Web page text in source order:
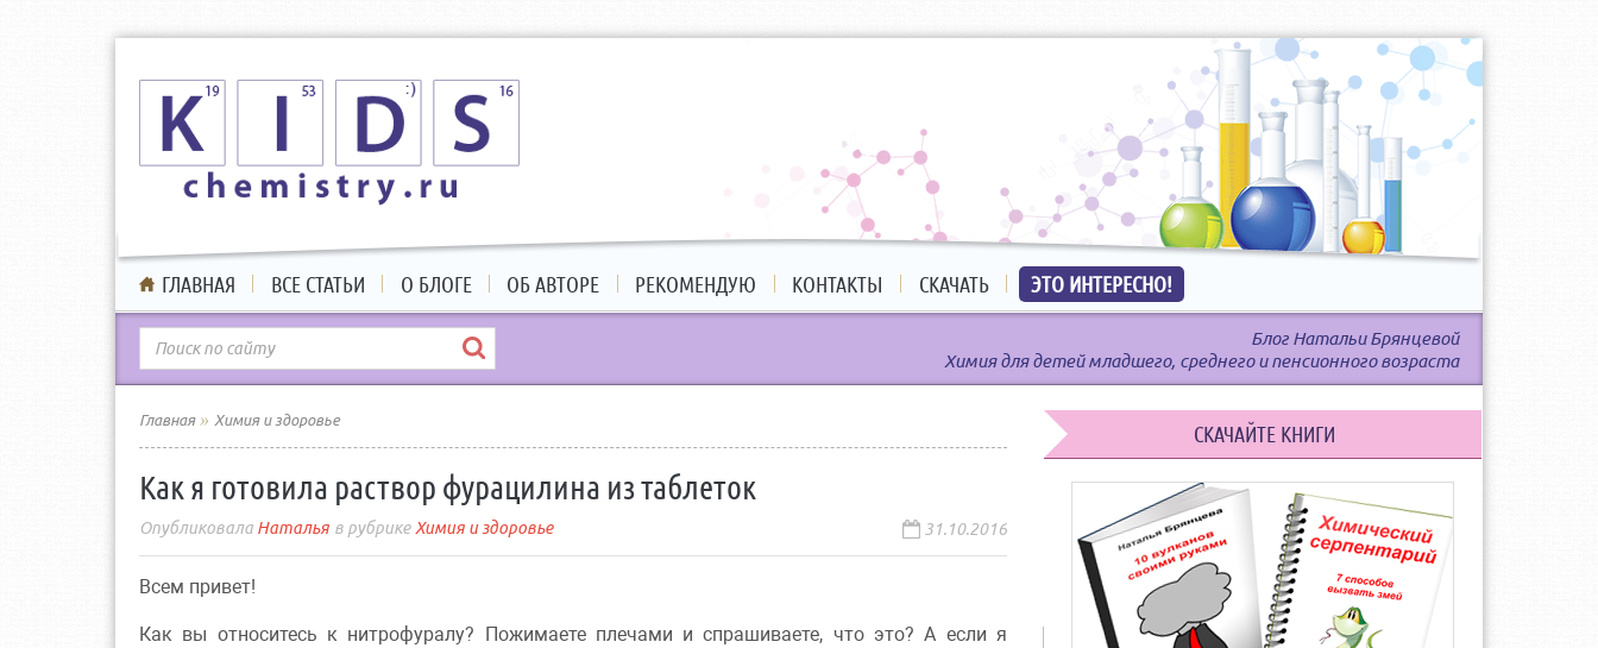
ГЛАВНАЯ ВСЕ СТАТЬИ О БЛОГЕ ОБ АВТОРЕ РЕКОМЕНДУЮ КОНТАКТЫ СКАЧАТЬ ЭТО ИНТЕРЕСНО!
Блог Натальи Брянцевой
Химия для детей младшего, среднего и пенсионного возраста
Главная» Химия и здоровье
Как я готовила раствор фурацилина из таблеток
Наталья Химия и здоровье 31.10.2016
Всем привет!
Как вы относитесь к нитрофуралу? Пожимаете плечами и спрашиваете, что это? А если я
СКАЧАЙТЕ КНИГИ